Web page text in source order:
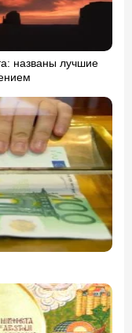
названы лучшие